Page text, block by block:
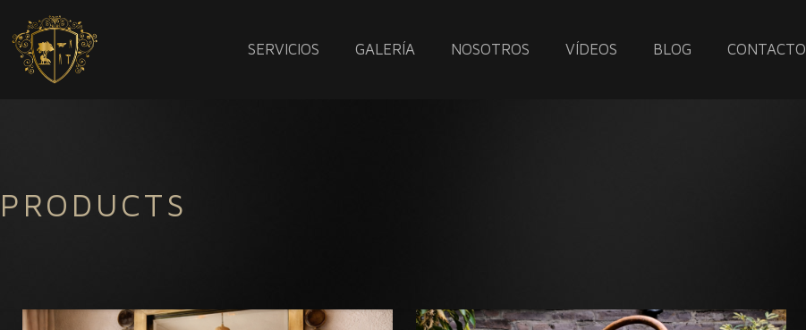
SERVICIOS GALERÍA NOSOTROS VÍDEOS BLOG CONTACTO
PRODUCTS